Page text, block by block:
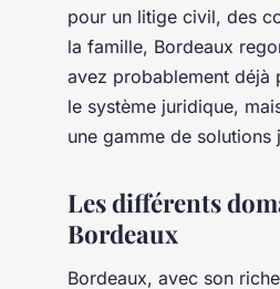
pour un litige civil, des
la famille, Bordeaux
avez probablement déjà
le système juridique,
une gamme de solutions
Les différents
Bordeaux
Bordeaux, avec son